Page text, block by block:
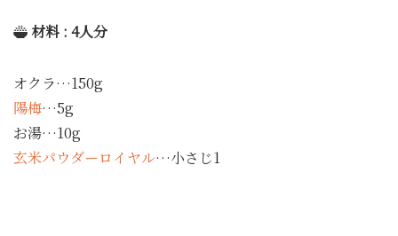
材料 : 4人分
オクラ…150g
陽梅…5g
お湯…10g
玄米パウダーロイヤル…小さじ1